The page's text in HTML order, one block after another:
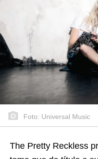
Foto: Universal Music
The Pretty Reckless